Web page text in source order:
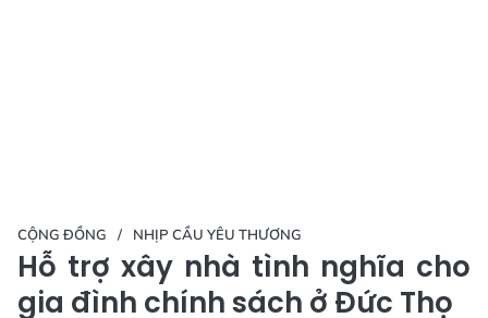
CỘNG ĐỒNG NHỊP CẦU YÊU THƯƠNG
Hỗ trợ xây nhà tình nghĩa cho
gia đình chính sách ở Đức Thọ